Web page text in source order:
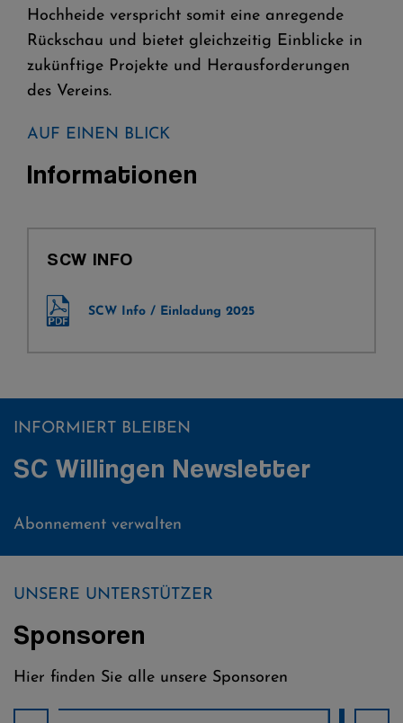
Hochheide verspricht somit eine anregende
Rückschau und bietet gleichzeitig Einblicke in
zukünftige Projekte und Herausforderungen
des Vereins.
AUF EINEN BLICK
Informationen
SCW INFO
SCW Info / Einladung 2025
INFORMIERT BLEIBEN
SC Willingen Newsletter
Abonnement verwalten
UNSERE UNTERSTÜTZER
Sponsoren
Hier finden Sie alle unsere Sponsoren